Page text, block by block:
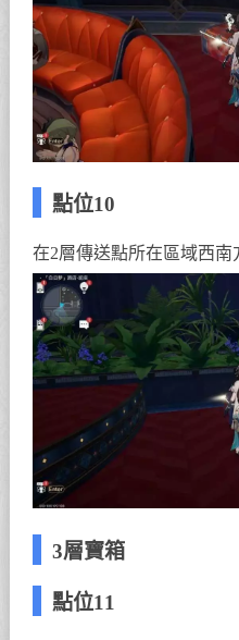
點位10
在2層傳送點所在區域西南
3層寶箱
點位11